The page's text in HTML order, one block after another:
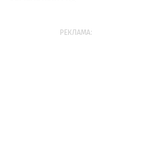
РЕКЛАМА: